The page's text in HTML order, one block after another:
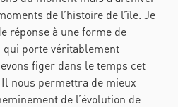
de l’histoire de l’île. Je
réponse à une forme de
qui porte véritablement
figer dans le temps cet
nous permettra de mieux
de l’évolution de